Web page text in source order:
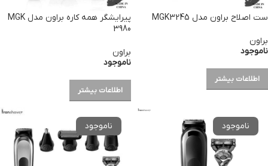
ست اصلاح براون مدل MGK3245
براون
ناموجود
اطلاعات بیشتر
پیرایشگر همه کاره براون مدل MGK
3980
براون
ناموجود
اطلاعات بیشتر